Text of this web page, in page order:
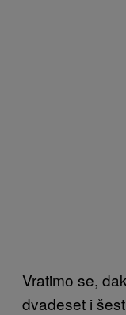
Vratimo se,
dvadeset i